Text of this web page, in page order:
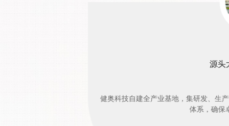
源头
健奥科技自建全产业基地，集研发、生
体系，确保